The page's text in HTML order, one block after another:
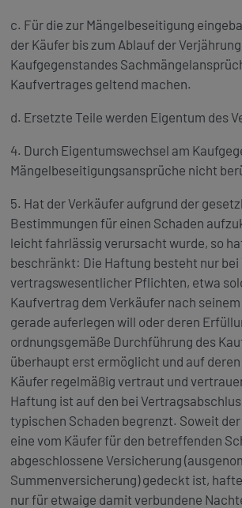
c. Für die zur Mängelbeseitigung
der Käufer bis zum Ablauf der
Kaufgegenstandes
Kaufvertrages geltend machen.
d. Ersetzte Teile werden Eigentum des
4. Durch Eigentumswechsel am
Mängelbeseitigungsansprüche nicht
5. Hat der Verkäufer aufgrund der
Bestimmungen für einen Schaden
leicht fahrlässig verursacht wurde, so
beschränkt: Die Haftung besteht nur bei
vertragswesentlicher Pflichten, etwa
Kaufvertrag dem Verkäufer nach
gerade auferlegen will oder deren
ordnungsgemäße Durchführung des
überhaupt erst ermöglicht und auf
Käufer regelmäßig vertraut und
Haftung ist auf den bei
typischen Schaden begrenzt. Soweit
eine vom Käufer für den betreffenden
abgeschlossene Versicherung
Summenversicherung) gedeckt ist,
nur für etwaige damit verbundene